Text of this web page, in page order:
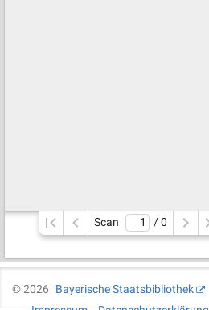
Scan / 0
©2026
Bayerische Staatsbibliothek